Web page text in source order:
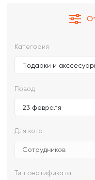
Категория
Повод
Для кого
Тип сертификата: